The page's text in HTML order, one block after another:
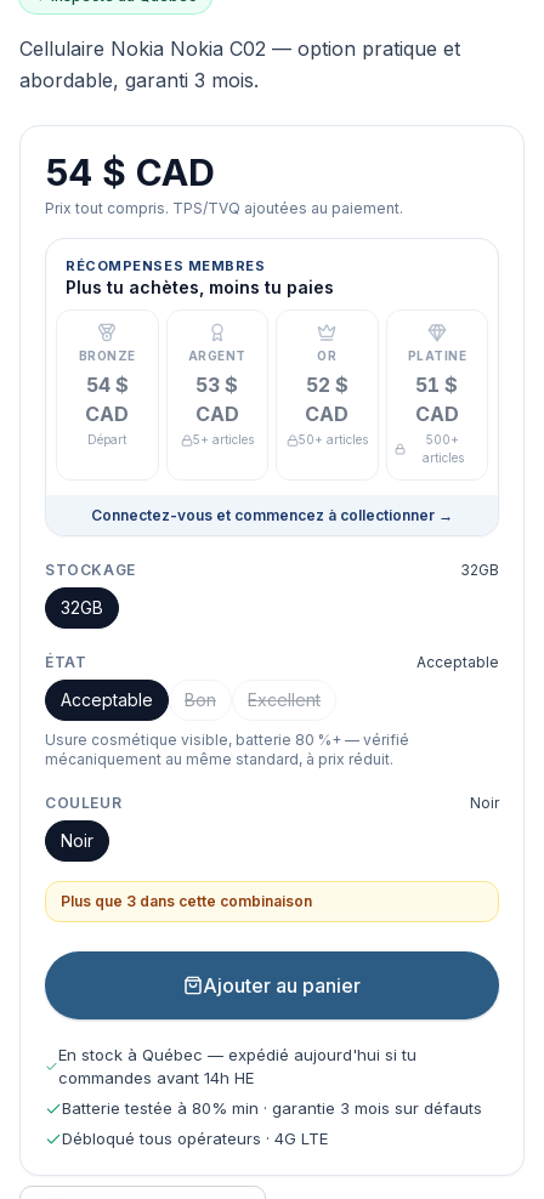
Cellulaire Nokia Nokia C02 — option pratique et
abordable, garanti 3 mois.
54 $ CAD
Prix tout compris. TPS/TVQ ajoutées au paiement.
RÉCOMPENSES MEMBRES
Plus tu achètes, moins tu paies
BRONZE
54 $
CAD
Départ
ARGENT
53 $
CAD
5+ articles
OR
52 $
CAD
50+ articles
PLATINE
51 $
CAD
500+
articles
Connectez-vous et commencez à collectionner →
STOCKAGE 32GB
32GB
ÉTAT Acceptable
Acceptable Bon Excellent
Usure cosmétique visible, batterie 80 %+ — vérifié
mécaniquement au même standard, à prix réduit.
COULEUR Noir
Noir
Plus que 3 dans cette combinaison
Ajouter au panier
En stock à Québec — expédié aujourd'hui si tu
commandes avant 14h HE
Batterie testée à 80% min · garantie 3 mois sur défauts
Débloqué tous opérateurs · 4G LTE